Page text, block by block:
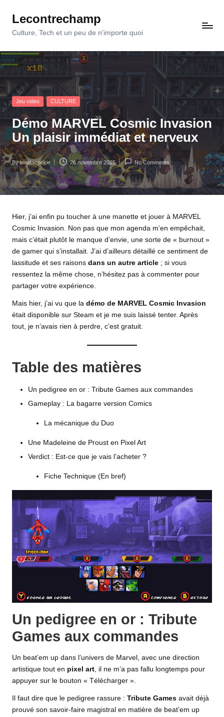
SkipLecontrechamp
Culture, Tech et un peu de n'importe quoi
Posted
Jeu video CULTURE
Démo MARVEL Cosmic Invasion
Un plaisir immédiat et nerveux
Posted
by
Bybwatacookie 26 novembre 2025 No Comments
Hier, j’ai enfin pu toucher à une manette et jouer à MARVEL
Cosmic Invasion. Non pas que mon agenda m’en empêchait,
mais c’était plutôt le manque d’envie, une sorte de « burnout »
de gamer qui s’installait. J’ai d’ailleurs détaillé ce sentiment de
lassitude et ses raisons dans un autre article ; si vous
ressentez la même chose, n’hésitez pas à commenter pour
partager votre expérience.
Mais hier, j’ai vu que la démo de MARVEL Cosmic Invasion
était disponible sur Steam et je me suis laissé tenter. Après
tout, je n’avais rien à perdre, c’est gratuit.
Table des matières
Un pedigree en or : Tribute Games aux commandes
Gameplay : La bagarre version Comics
La mécanique du Duo
Une Madeleine de Proust en Pixel Art
Verdict : Est-ce que je vais l’acheter ?
Fiche Technique (En bref)
Un pedigree en or : Tribute
Games aux commandes
Un beat’em up dans l’univers de Marvel, avec une direction
artistique tout en pixel art, il ne m’a pas fallu longtemps pour
appuyer sur le bouton « Télécharger ».
Il faut dire que le pedigree rassure : Tribute Games avait déjà
prouvé son savoir-faire magistral en matière de beat’em up